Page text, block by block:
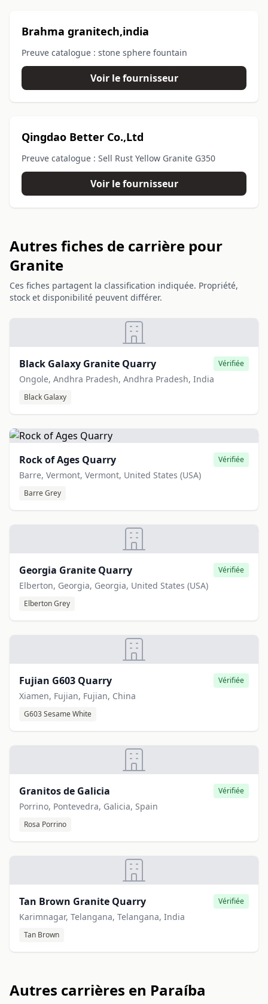
Brahma granitech,india
Preuve catalogue : stone sphere fountain
Voir le fournisseur
Qingdao Better Co.,Ltd
Preuve catalogue : Sell Rust Yellow Granite G350
Voir le fournisseur
Autres fiches de carrière pour
Granite
Ces fiches partagent la classification indiquée. Propriété,
stock et disponibilité peuvent différer.
Black Galaxy Granite Quarry Vérifiée
Ongole, Andhra Pradesh, Andhra Pradesh, India
Black Galaxy
Rock of Ages Quarry Vérifiée
Barre, Vermont, Vermont, United States (USA)
Barre Grey
Georgia Granite Quarry Vérifiée
Elberton, Georgia, Georgia, United States (USA)
Elberton Grey
Fujian G603 Quarry Vérifiée
Xiamen, Fujian, Fujian, China
G603 Sesame White
Granitos de Galicia Vérifiée
Porrino, Pontevedra, Galicia, Spain
Rosa Porrino
Tan Brown Granite Quarry Vérifiée
Karimnagar, Telangana, Telangana, India
Tan Brown
Autres carrières en Paraíba